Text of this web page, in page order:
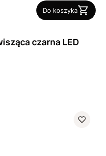
Do koszyka
czarna LED